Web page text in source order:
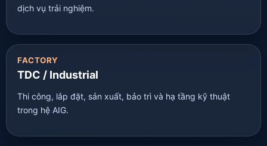
dịch vụ trải nghiệm.
FACTORY
TDC / Industrial
Thi công, lắp đặt, sản xuất, bảo trì và hạ tầng kỹ thuật
trong hệ AIG.